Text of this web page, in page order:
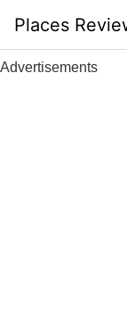
content
Places
Advertisements